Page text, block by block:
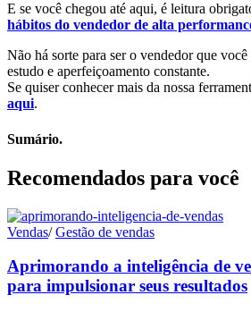
E se você chegou até aqui, é leitura
hábitos do vendedor de alta
Não há sorte para ser o vendedor que
estudo e aperfeiçoamento constante.
Se quiser conhecer mais da nossa
aqui.
Sumário.
Recomendados para você
Vendas/Gestão de vendas
Aprimorando a inteligência de
para impulsionar seus resultados